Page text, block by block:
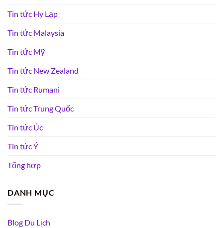
Tin tức Hy Lạp
Tin tức Malaysia
Tin tức Mỹ
Tin tức New Zealand
Tin tức Rumani
Tin tức Trung Quốc
Tin tức Úc
Tin tức Ý
Tổng hợp
DANH MỤC
Blog Du Lịch